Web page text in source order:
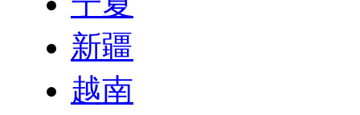
新疆
越南